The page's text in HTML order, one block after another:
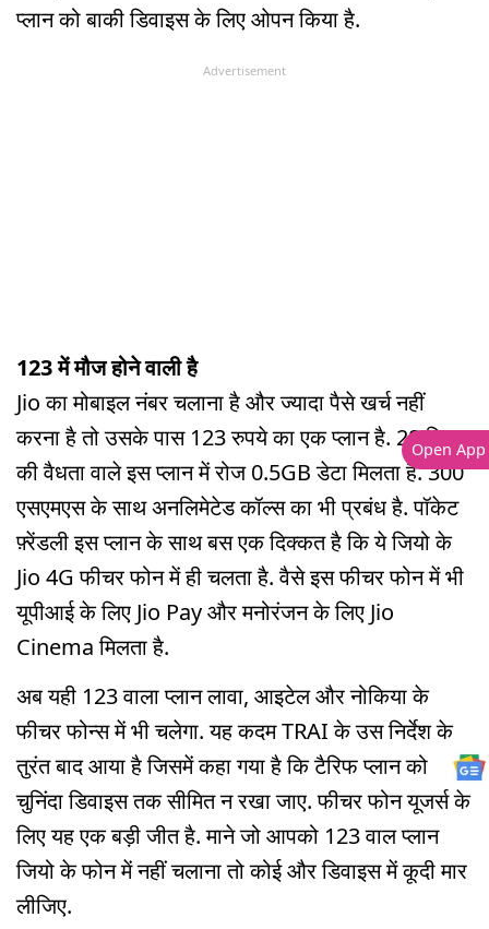
प्लान को बाकी डिवाइस के लिए ओपन किया है.
Advertisement
123 में मौज होने वाली है
Jio का मोबाइल नंबर चलाना है और ज्यादा पैसे खर्च नहीं
करना है तो उसके पास 123 रुपये का एक प्लान है. 28 दिन
की वैधता वाले इस प्लान में रोज 0.5GB डेटा मिलता है. 300
एसएमएस के साथ अनलिमेटेड कॉल्स का भी प्रबंध है. पॉकेट
फ़्रेंडली इस प्लान के साथ बस एक दिक्कत है कि ये जियो के
Jio 4G फीचर फोन में ही चलता है. वैसे इस फीचर फोन में भी
यूपीआई के लिए Jio Pay और मनोरंजन के लिए Jio
Cinema मिलता है.
अब यही 123 वाला प्लान लावा, आइटेल और नोकिया के
फीचर फोन्स में भी चलेगा. यह कदम TRAI के उस निर्देश के
तुरंत बाद आया है जिसमें कहा गया है कि टैरिफ प्लान को
चुनिंदा डिवाइस तक सीमित न रखा जाए. फीचर फोन यूजर्स के
लिए यह एक बड़ी जीत है. माने जो आपको 123 वाल प्लान
जियो के फोन में नहीं चलाना तो कोई और डिवाइस में कूदी मार
लीजिए.
Open App